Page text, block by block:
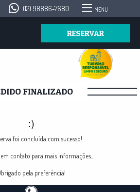
(12) 98886-7680 MENU
RESERVAR
FINALIZADO
:)
foi concluída com sucesso!
contato para mais informações…
pela preferência!